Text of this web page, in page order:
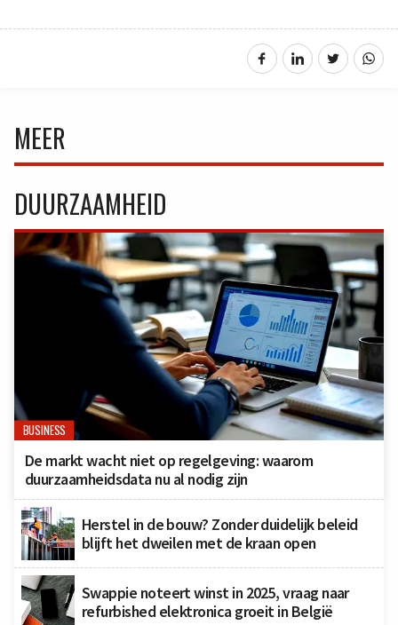
MEER
DUURZAAMHEID
BUSINESS
De markt wacht niet op regelgeving: waarom
duurzaamheidsdata nu al nodig zijn
Herstel in de bouw? Zonder duidelijk beleid
blijft het dweilen met de kraan open
Swappie noteert winst in 2025, vraag naar
refurbished elektronica groeit in België